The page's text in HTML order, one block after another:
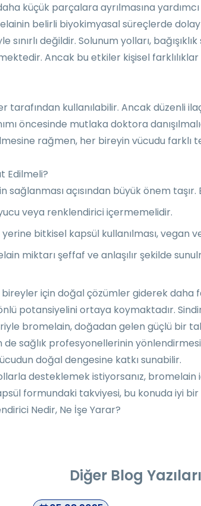
küçük parçalara ayrılmasına
belirli biyokimyasal süreçlerde
sınırlı değildir. Solunum yolları,
Ancak bu etkiler kişisel
tarafından kullanılabilir. Ancak düzenli
öncesinde mutlaka doktora
rağmen, her bireyin vücudu farklı
Edilmeli?
açısından büyük önem
veya renklendirici içermemelidir.
bitkisel kapsül kullanılması,
miktarı şeffaf ve anlaşılır şekilde
bireyler için doğal çözümler giderek daha
potansiyelini ortaya koymaktadır.
bromelain, doğadan gelen güçlü bir
sağlık profesyonellerinin
doğal dengesine katkı sunabilir.
desteklemek istiyorsanız,
formundaki takviyesi, bu konuda iyi bir
Nedir, Ne İşe Yarar?
Diğer Blog